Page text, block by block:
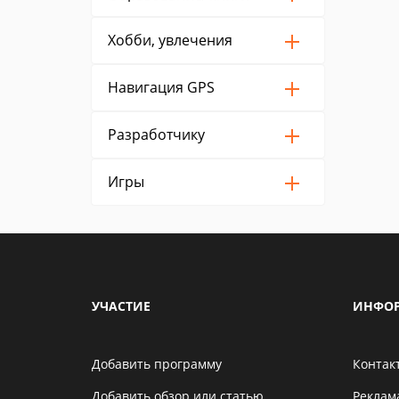
Хобби, увлечения
Навигация GPS
Разработчику
Игры
УЧАСТИЕ
Добавить программу